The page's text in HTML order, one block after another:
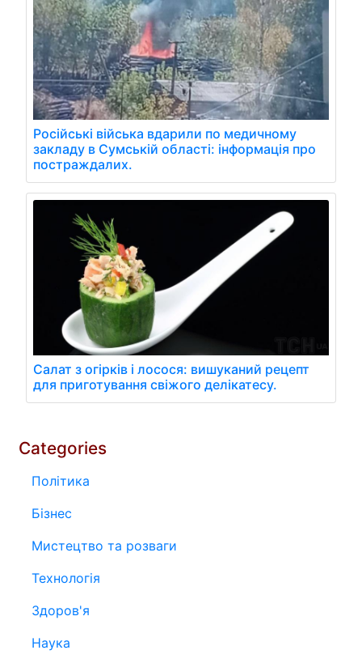
Російські війська вдарили по медичному
закладу в Сумській області: інформація про
постраждалих.
Салат з огірків і лосося: вишуканий рецепт
для приготування свіжого делікатесу.
Categories
Політика
Бізнес
Мистецтво та розваги
Технологія
Здоров'я
Наука